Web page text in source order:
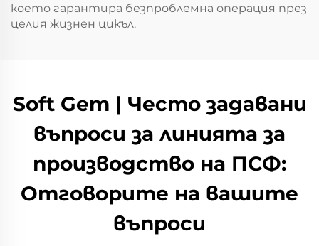
което гарантира безпроблемна операция през
целия жизнен цикъл.
Soft Gem | Често задавани
въпроси за линията за
производство на ПСФ:
Отговорите на вашите
въпроси